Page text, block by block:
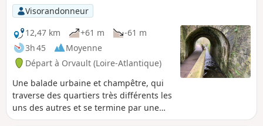
Visorandonneur
12,47 km
+61 m
-61 m
3h 45
Moyenne
Départ à Orvault (Loire-Atlantique)
Une balade urbaine et champêtre, qui
traverse des quartiers très différents les
uns des autres et se termine par une
remontée le long du Cens.